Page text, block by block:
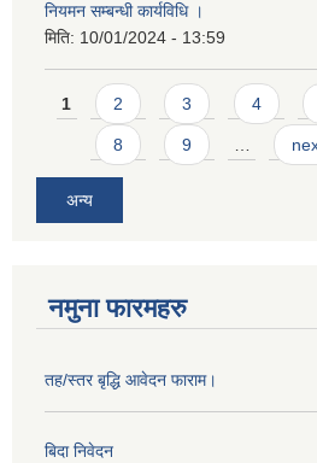
नियमन सम्बन्धी कार्यविधि ।
मिति: 10/01/2024 - 13:59
Pages
1 2 3 4
8 9
अन्य
नमुना फारमहरु
तह/स्तर बृद्धि आवेदन फाराम।
बिदा निवेदन